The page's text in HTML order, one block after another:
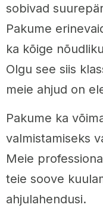
sobivad
Pakume
ka kõige
Olgu see siis
meie ahjud on
Pakume ka
valmistamiseks
Meie
teie soove
ahjulahendusi.